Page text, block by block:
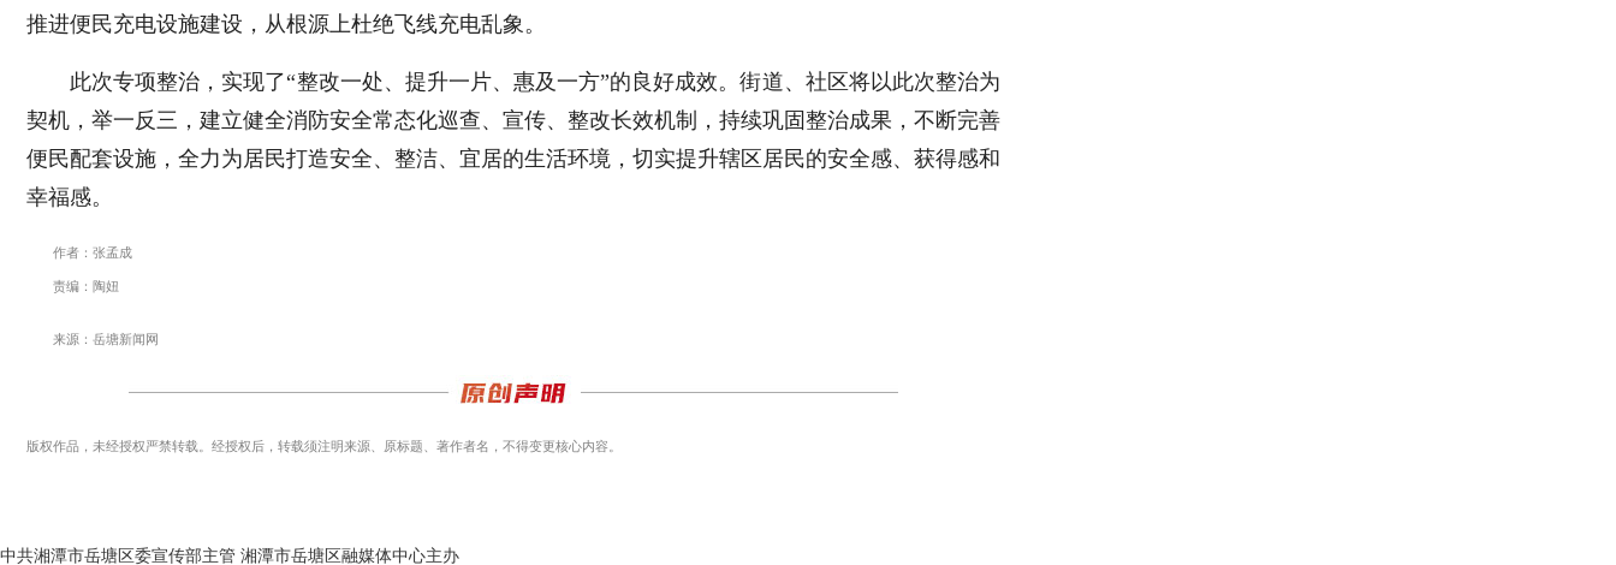
推进便民充电设施建设，从根源上杜绝飞线充电乱象。
此次专项整治，实现了“整改一处、提升一片、惠及一方”的良好成效。街道、社区将以此次整治为
契机，举一反三，建立健全消防安全常态化巡查、宣传、整改长效机制，持续巩固整治成果，不断完善
便民配套设施，全力为居民打造安全、整洁、宜居的生活环境，切实提升辖区居民的安全感、获得感和
幸福感。
作者：张孟成
责编：陶妞
来源：岳塘新闻网
版权作品，未经授权严禁转载。经授权后，转载须注明来源、原标题、著作者名，不得变更核心内容。
中共湘潭市岳塘区委宣传部主管 湘潭市岳塘区融媒体中心主办